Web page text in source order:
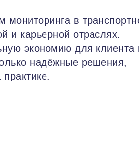
в
и карьерной отраслях.
экономию для клиента
надёжные решения,